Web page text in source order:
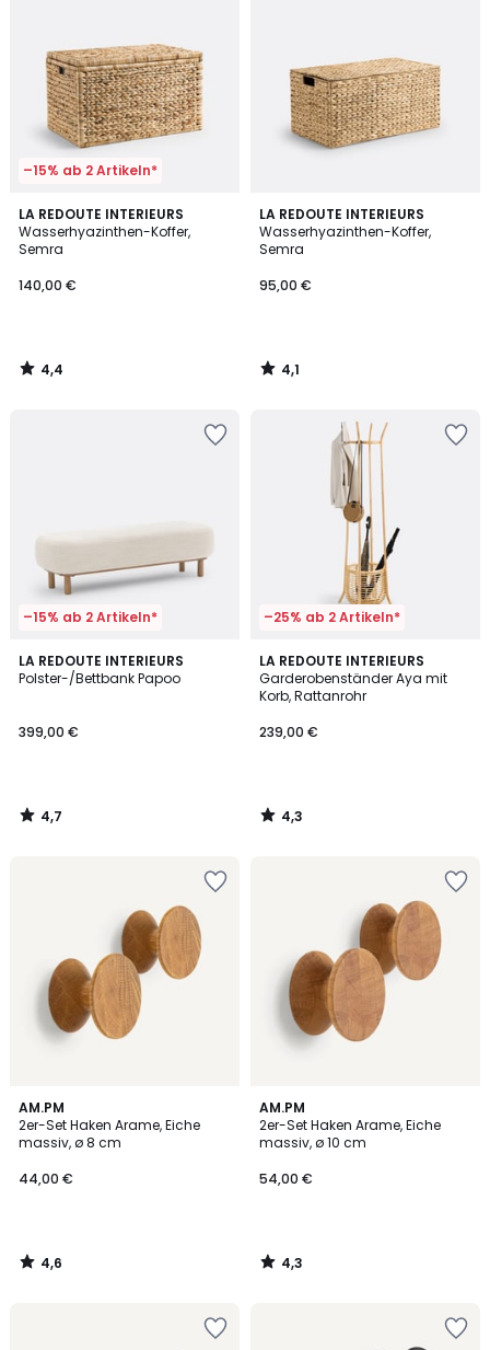
–15% ab 2 Artikeln*
LA REDOUTE INTERIEURS
Wasserhyazinthen-Koffer,
Semra
140,00 €
4,4
/ 5
4,4
/
LA REDOUTE INTERIEURS
Wasserhyazinthen-Koffer,
Semra
95,00 €
4,1
/ 5
4,1
/
–15% ab 2 Artikeln*
LA REDOUTE INTERIEURS
Polster-/Bettbank Papoo
399,00 €
4,7
/ 5
4,7
/
–25% ab 2 Artikeln*
LA REDOUTE INTERIEURS
Garderobenständer Aya mit
Korb, Rattanrohr
239,00 €
4,3
/ 5
4,3
/
AM.PM
2er-Set Haken Arame, Eiche
massiv, ø 8 cm
44,00 €
4,6
/ 5
4,6
/
AM.PM
2er-Set Haken Arame, Eiche
massiv, ø 10 cm
54,00 €
4,3
/ 5
4,3
/